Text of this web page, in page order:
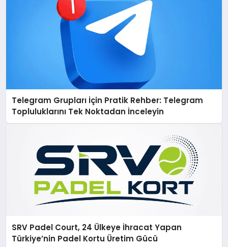
Telegram Grupları İçin Pratik Rehber: Telegram
Topluluklarını Tek Noktadan İnceleyin
SRV Padel Court, 24 Ülkeye İhracat Yapan
Türkiye’nin Padel Kortu Üretim Gücü